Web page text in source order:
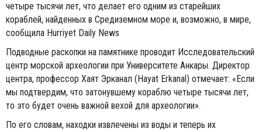
четыре тысячи лет, что делает его одним из старейших
кораблей, найденных в Средиземном море и, возможно, в мире,
сообщила Hurriyet Daily News
Подводные раскопки на памятнике проводит Исследовательский
центр морской археологии при Университете Анкары. Директор
центра, профессор Хаят Эрканал (Hayat Erkanal) отмечает: «Если
мы подтвердим, что затонувшему кораблю четыре тысячи лет,
то это будет очень важной вехой для археологии».
По его словам, находки извлечены из воды и теперь их